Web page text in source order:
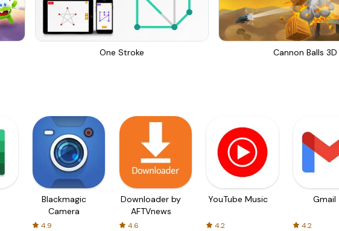
One Stroke Cannon Balls 3D
Blackmagic
Camera
4.9
Downloader by
AFTVnews
4.6
YouTube Music
4.2
Gmail
4.2